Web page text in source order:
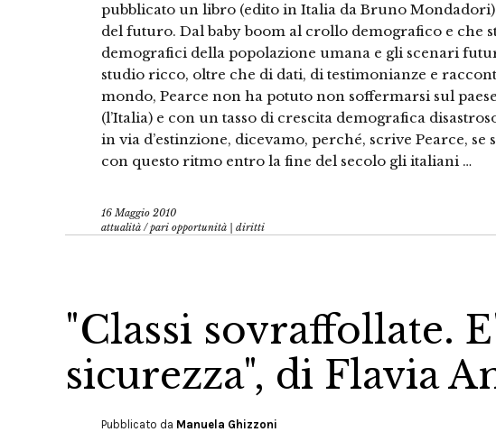
pubblicato un libro (edito in Italia da Bruno
del futuro. Dal baby boom al crollo demografico e che
demografici della popolazione umana e gli scenari
studio ricco, oltre che di dati, di testimonianze e
mondo, Pearce non ha potuto non soffermarsi sul
(l’Italia) e con un tasso di crescita demografica
in via d’estinzione, dicevamo, perché, scrive Pearce,
con questo ritmo entro la fine del secolo gli italiani …
16 Maggio 2010
attualità /pari opportunità | diritti
"Classi sovraffollate.
sicurezza", di Flavia
Pubblicato da Manuela Ghizzoni